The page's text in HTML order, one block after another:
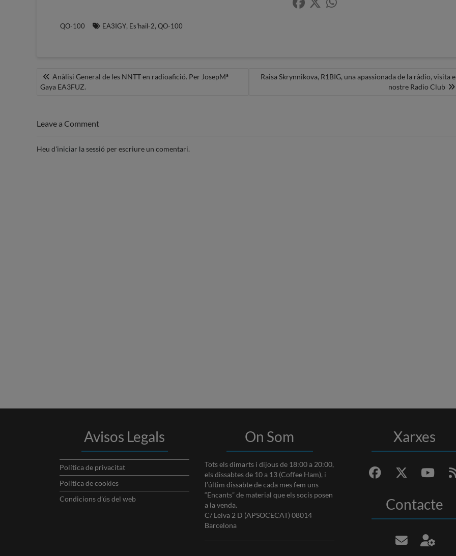
QO-100 EA3IGY, Es'hail-2, QO-100
Navegació
d'entrades
Anàlisi General de les NNTT en radioafició. Per JosepMª
Gaya EA3FUZ.
Raisa Skrynnikova, R1BIG, una apassionada de la ràdio, visita
nostre Radio Club
Leave a Comment
Heu d'iniciar la sessió per escriure un comentari.
Avisos Legals
Política de privacitat
Política de cookies
Condicions d’ús del web
On Som
Tots els dimarts i dijous de 18:00 a 20:00,
els dissabtes de 10 a 13 (Coffee Ham), i
l’últim dissabte de cada mes fem uns
“Encants” de material que els socis posen
a la venda.
C/ Leiva 2 D (APSOCECAT) 08014
Barcelona
Xarxes
Contacte